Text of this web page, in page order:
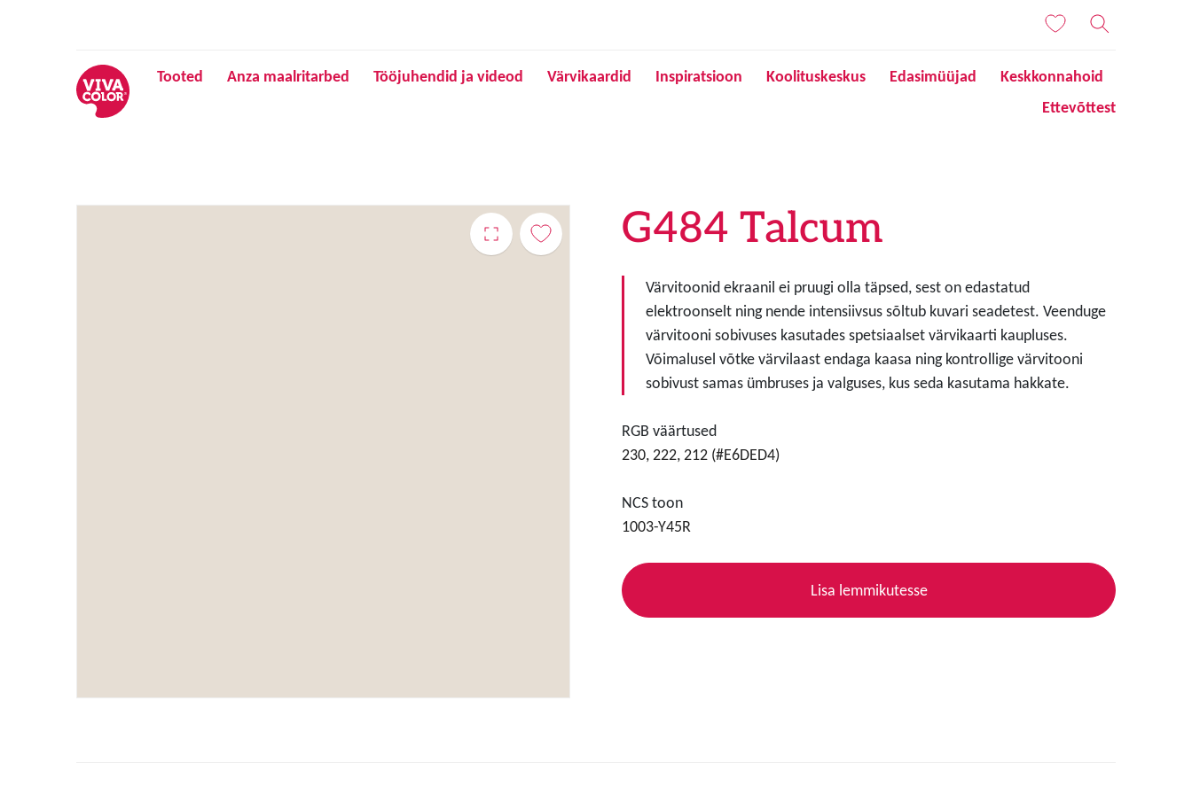
Tooted Anza maalritarbed Tööjuhendid ja videod Värvikaardid Inspiratsioon Koolituskeskus Edasimüüjad
Keskkonnahoid
Ettevõttest
G484 Talcum
Värvitoonid ekraanil ei pruugi olla täpsed, sest on edastatud
elektroonselt ning nende intensiivsus sõltub kuvari seadetest. Veenduge
värvitooni sobivuses kasutades spetsiaalset värvikaarti kaupluses.
Võimalusel võtke värvilaast endaga kaasa ning kontrollige värvitooni
sobivust samas ümbruses ja valguses, kus seda kasutama hakkate.
RGB väärtused
230, 222, 212 (#E6DED4)
NCS toon
1003-Y45R
Lisa lemmikutesse